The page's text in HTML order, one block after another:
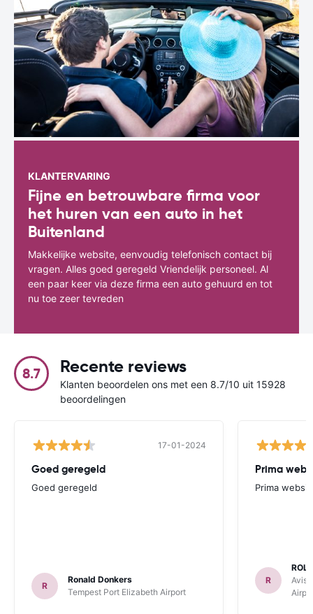
KLANTERVARING
Fijne en betrouwbare firma voor
het huren van een auto in het
Buitenland
Makkelijke website, eenvoudig telefonisch contact bij
vragen. Alles goed geregeld Vriendelijk personeel. Al
een paar keer via deze firma een auto gehuurd en tot
nu toe zeer tevreden
8.7 Recente reviews
Klanten beoordelen ons met een 8.7/10 uit 15928
beoordelingen
17-01-2024
Goed geregeld
Goed geregeld
R
Ronald Donkers
Tempest Port Elizabeth Airport
Prima
Prima
R
Avis